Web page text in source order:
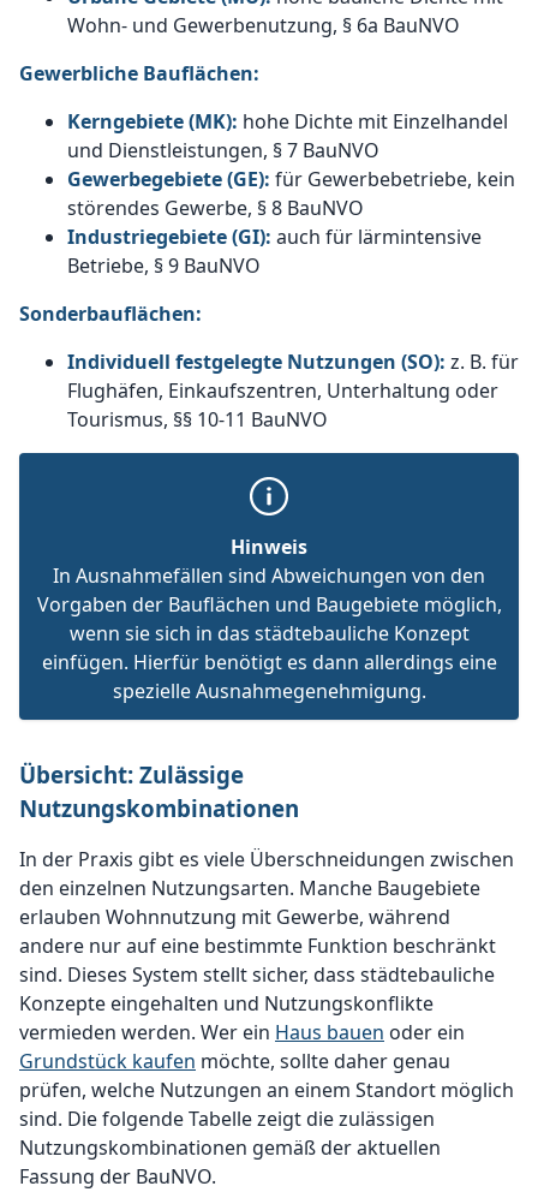
Wohn- und Gewerbenutzung, § 6a BauNVO
Gewerbliche Bauflächen:
Kerngebiete (MK): hohe Dichte mit Einzelhandel
und Dienstleistungen, § 7 BauNVO
Gewerbegebiete (GE): für Gewerbebetriebe, kein
störendes Gewerbe, § 8 BauNVO
Industriegebiete (GI): auch für lärmintensive
Betriebe, § 9 BauNVO
Sonderbauflächen:
Individuell festgelegte Nutzungen (SO): z. B. für
Flughäfen, Einkaufszentren, Unterhaltung oder
Tourismus, §§ 10-11 BauNVO
Hinweis
In Ausnahmefällen sind Abweichungen von den
Vorgaben der Bauflächen und Baugebiete möglich,
wenn sie sich in das städtebauliche Konzept
einfügen. Hierfür benötigt es dann allerdings eine
spezielle Ausnahmegenehmigung.
Übersicht: Zulässige
Nutzungskombinationen
In der Praxis gibt es viele Überschneidungen zwischen
den einzelnen Nutzungsarten. Manche Baugebiete
erlauben Wohnnutzung mit Gewerbe, während
andere nur auf eine bestimmte Funktion beschränkt
sind. Dieses System stellt sicher, dass städtebauliche
Konzepte eingehalten und Nutzungskonflikte
vermieden werden. Wer ein Haus bauen oder ein
Grundstück kaufen möchte, sollte daher genau
prüfen, welche Nutzungen an einem Standort möglich
sind. Die folgende Tabelle zeigt die zulässigen
Nutzungskombinationen gemäß der aktuellen
Fassung der BauNVO.